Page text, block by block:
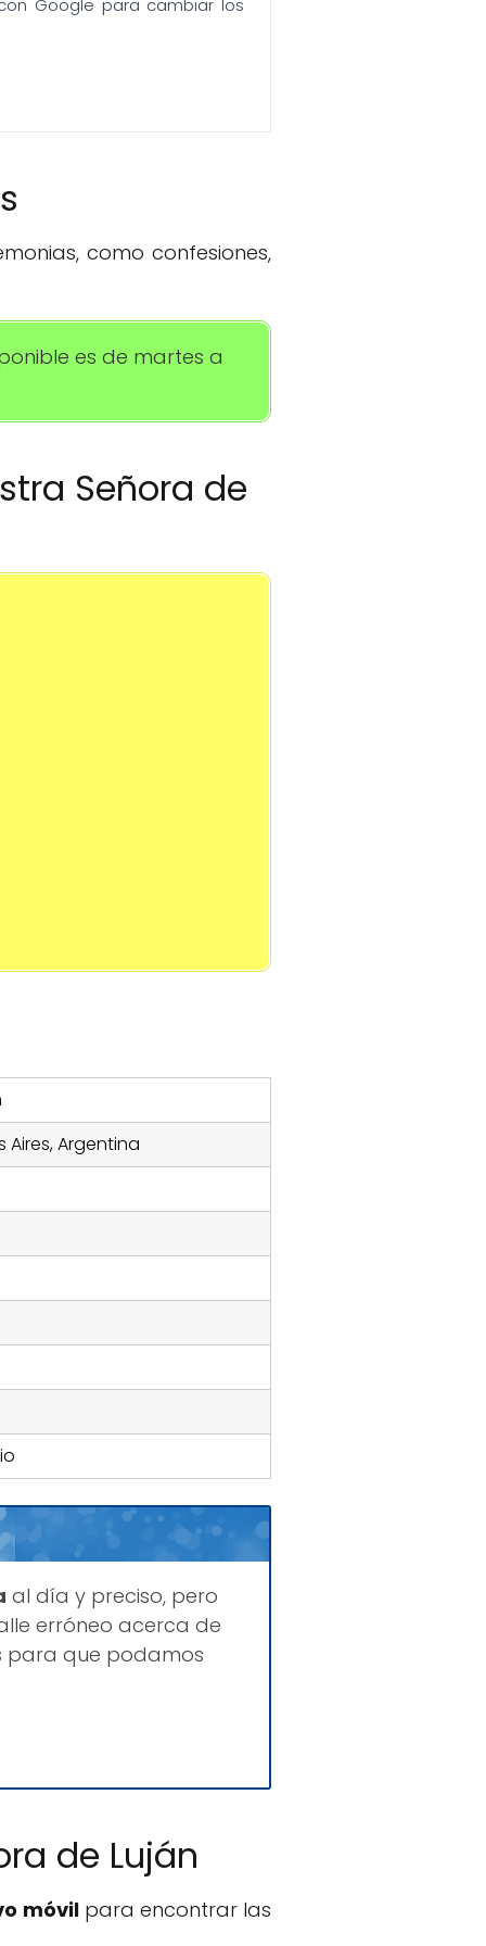
Google para cambiar los
como confesiones,
es de martes a
Señora de
Aires, Argentina
al día y preciso, pero
erróneo acerca de
para que podamos
de Luján
móvilpara encontrar las